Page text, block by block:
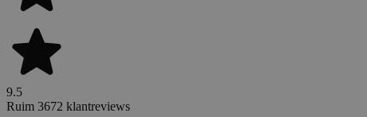
9.5
Ruim 3672 klantreviews